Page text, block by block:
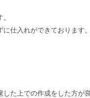
仕入れができております。
た上での作成をした方が良